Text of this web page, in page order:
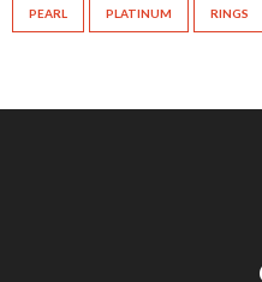
PEARL PLATINUM RINGS